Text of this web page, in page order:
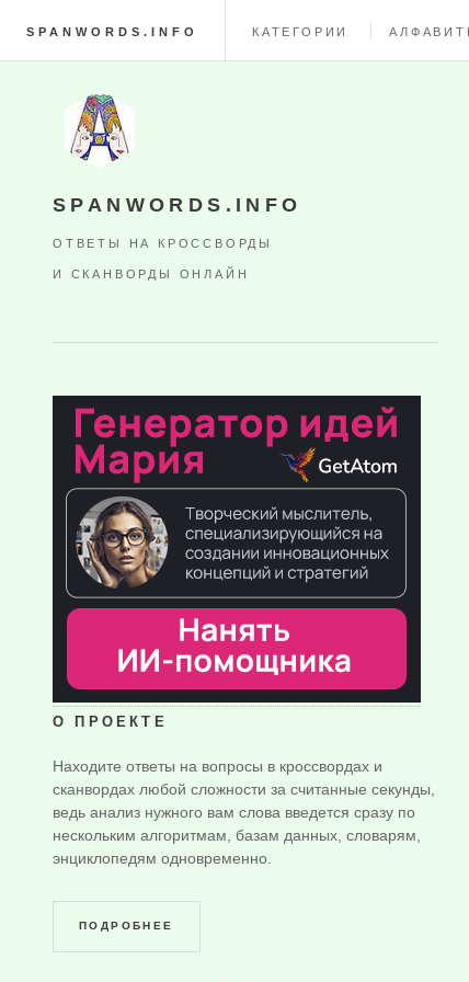
SPANWORDS.INFO КАТЕГОРИИ
SPANWORDS.INFO
ОТВЕТЫ НА КРОССВОРДЫ
И СКАНВОРДЫ ОНЛАЙН
О ПРОЕКТЕ
Находите ответы на вопросы в кроссвордах и
сканвордах любой сложности за считанные секунды,
ведь анализ нужного вам слова введется сразу по
нескольким алгоритмам, базам данных, словарям,
энциклопедям одновременно.
ПОДРОБНЕЕ